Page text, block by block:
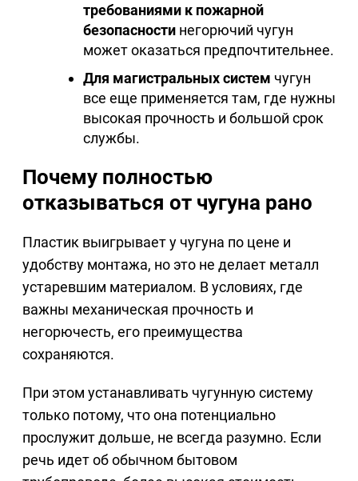
требованиями к пожарной
безопасности негорючий чугун
может оказаться предпочтительнее.
Для магистральных систем чугун
все еще применяется там, где нужны
высокая прочность и большой срок
службы.
Почему полностью
отказываться от чугуна рано
Пластик выигрывает у чугуна по цене и
удобству монтажа, но это не делает металл
устаревшим материалом. В условиях, где
важны механическая прочность и
негорючесть, его преимущества
сохраняются.
При этом устанавливать чугунную систему
только потому, что она потенциально
прослужит дольше, не всегда разумно. Если
речь идет об обычном бытовом